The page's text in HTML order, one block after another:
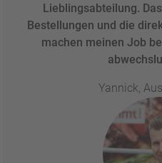
Lieblingsabteilung.
Bestellungen und die
machen meinen Job
Yannick,